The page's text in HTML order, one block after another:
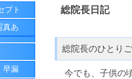
総院長日記
総院長のひとり
今でも、子供の
プト
真あ
早漏